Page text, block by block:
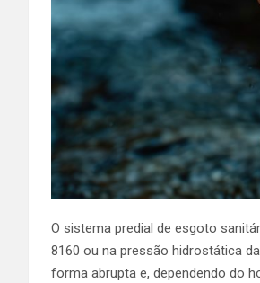
O sistema predial de esgoto
8160 ou na pressão hidrostática
forma abrupta e, dependendo do